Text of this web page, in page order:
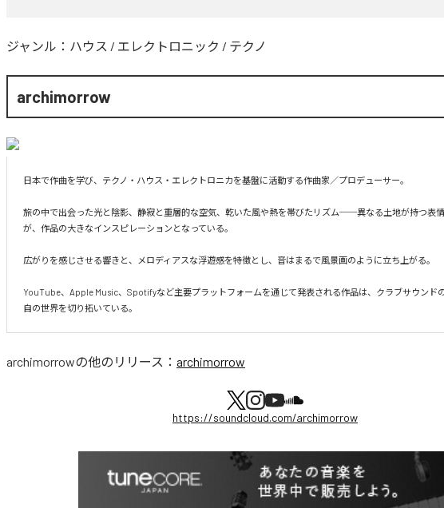
ジャンル： ハウス / エレクトロニック / テクノ
archimorrow
日本で作曲を学び、テクノ・ハウス・エレクトロニカを基盤に活動する作曲家／プロデューサー。
旅の中で出会った光と陰影、静寂と重層的な空気、乾いた風や熱を帯びたリズム──異なる土地が持つ表
が、作品の大きなインスピレーションとなっている。
広がりを感じさせる響きと、メロディアスな浮遊感を特徴とし、音はまるで風景画のように立ち上がる。
YouTube、Apple Music、Spotifyなど主要プラットフォームを通じて発表される作品は、クラブサウンド
自の世界を切り拓いている。
archimorrowの他のリリース： archimorrow
https://soundcloud.com/archimorrow